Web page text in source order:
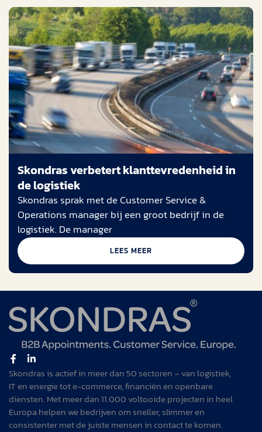
Skondras verbetert klanttevredenheid in
de logistiek
Skondras sprak met de Customer Service &
Operations manager bij een groot bedrijf in de
logistiek. De manager
LEES MEER
Skondras is actief in meer dan 50 sectoren – van logistiek,
IT en energie tot e-commerce, financiën en openbare
diensten. Met meer dan 11.000 voltooide projecten in heel
Europa helpen we bedrijven om sneller, slimmer en
consistenter met de juiste mensen in contact te komen.